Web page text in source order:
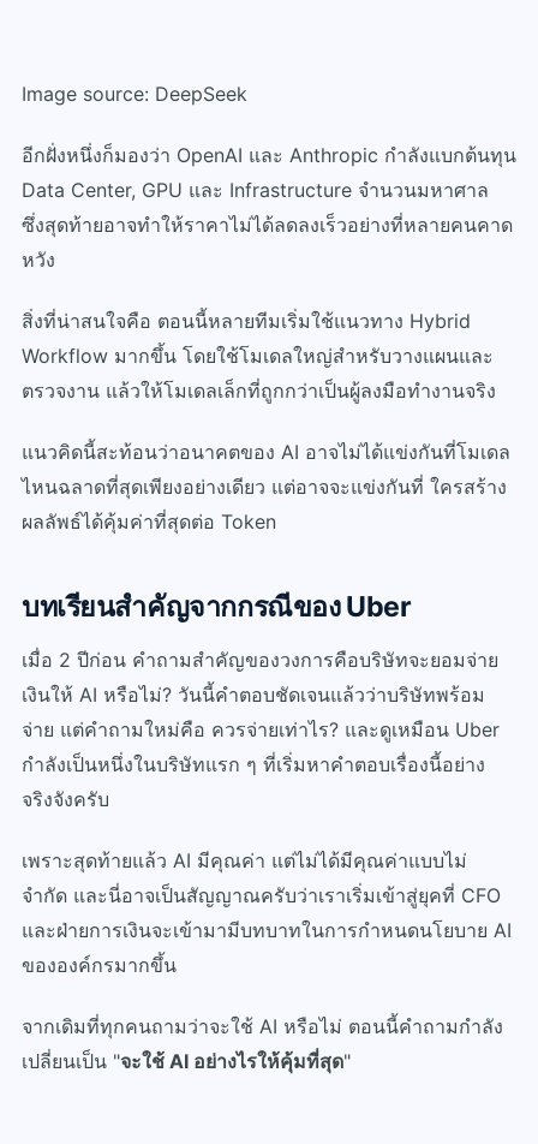
Image source: DeepSeek
อีกฝั่งหนึ่งก็มองว่า OpenAI และ Anthropic กำลังแบกต้นทุน
Data Center, GPU และ Infrastructure จำนวนมหาศาล
ซึ่งสุดท้ายอาจทำให้ราคาไม่ได้ลดลงเร็วอย่างที่หลายคนคาด
หวัง
สิ่งที่น่าสนใจคือ ตอนนี้หลายทีมเริ่มใช้แนวทาง Hybrid
Workflow มากขึ้น โดยใช้โมเดลใหญ่สำหรับวางแผนและ
ตรวจงาน แล้วให้โมเดลเล็กที่ถูกกว่าเป็นผู้ลงมือทำงานจริง
แนวคิดนี้สะท้อนว่าอนาคตของ AI อาจไม่ได้แข่งกันที่โมเดล
ไหนฉลาดที่สุดเพียงอย่างเดียว แต่อาจจะแข่งกันที่ ใครสร้าง
ผลลัพธ์ได้คุ้มค่าที่สุดต่อ Token
บทเรียนสำคัญจากกรณีของ Uber
เมื่อ 2 ปีก่อน คำถามสำคัญของวงการคือบริษัทจะยอมจ่าย
เงินให้ AI หรือไม่? วันนี้คำตอบชัดเจนแล้วว่าบริษัทพร้อม
จ่าย แต่คำถามใหม่คือ ควรจ่ายเท่าไร? และดูเหมือน Uber
กำลังเป็นหนึ่งในบริษัทแรก ๆ ที่เริ่มหาคำตอบเรื่องนี้อย่าง
จริงจังครับ
เพราะสุดท้ายแล้ว AI มีคุณค่า แต่ไม่ได้มีคุณค่าแบบไม่
จำกัด และนี่อาจเป็นสัญญาณครับว่าเราเริ่มเข้าสู่ยุคที่ CFO
และฝ่ายการเงินจะเข้ามามีบทบาทในการกำหนดนโยบาย AI
ขององค์กรมากขึ้น
จากเดิมที่ทุกคนถามว่าจะใช้ AI หรือไม่ ตอนนี้คำถามกำลัง
เปลี่ยนเป็น "จะใช้ AI อย่างไรให้คุ้มที่สุด"